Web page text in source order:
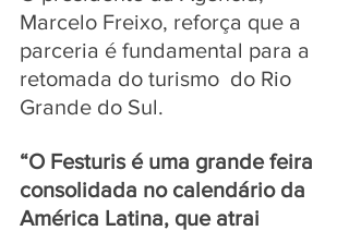
Marcelo Freixo, reforça que a
parceria é fundamental para a
retomada do turismo  do Rio
Grande do Sul.
“O Festuris é uma grande feira
consolidada no calendário da
América Latina, que atrai